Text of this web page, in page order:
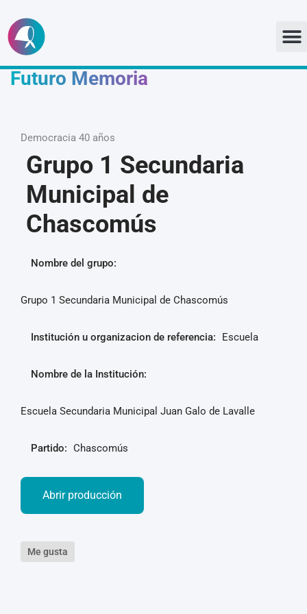
Ir
al
contenido
Futuro Memoria
Democracia 40 años
Grupo 1 Secundaria
Municipal de
Chascomús
Nombre del grupo:
Grupo 1 Secundaria Municipal de Chascomús
Institución u organizacion de referencia: Escuela
Nombre de la Institución:
Escuela Secundaria Municipal Juan Galo de Lavalle
Partido: Chascomús
Abrir producción
Me gusta